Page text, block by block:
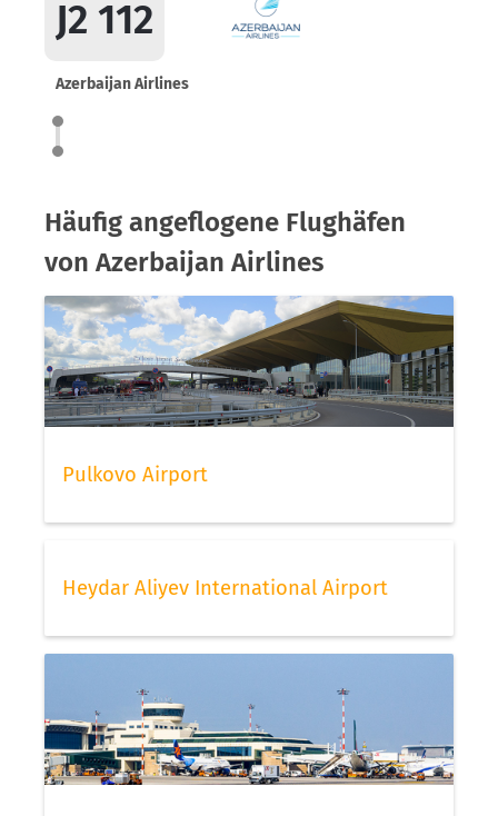
J2 112
Azerbaijan Airlines
Häufig angeflogene Flughäfen
von Azerbaijan Airlines
Pulkovo Airport
Heydar Aliyev International Airport